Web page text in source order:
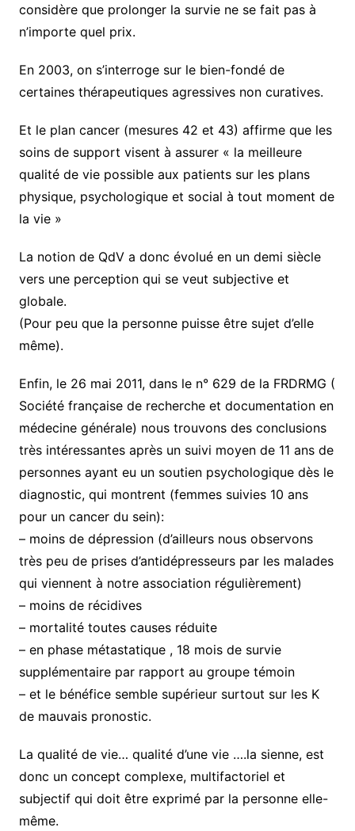
considère que prolonger la survie ne se fait pas à
n’importe quel prix.
En 2003, on s’interroge sur le bien-fondé de
certaines thérapeutiques agressives non curatives.
Et le plan cancer (mesures 42 et 43) affirme que les
soins de support visent à assurer « la meilleure
qualité de vie possible aux patients sur les plans
physique, psychologique et social à tout moment de
la vie »
La notion de QdV a donc évolué en un demi siècle
vers une perception qui se veut subjective et
globale.
(Pour peu que la personne puisse être sujet d’elle
même).
Enfin, le 26 mai 2011, dans le n° 629 de la FRDRMG (
Société française de recherche et documentation en
médecine générale) nous trouvons des conclusions
très intéressantes après un suivi moyen de 11 ans de
personnes ayant eu un soutien psychologique dès le
diagnostic, qui montrent (femmes suivies 10 ans
pour un cancer du sein):
– moins de dépression (d’ailleurs nous observons
très peu de prises d’antidépresseurs par les malades
qui viennent à notre association régulièrement)
– moins de récidives
– mortalité toutes causes réduite
– en phase métastatique , 18 mois de survie
supplémentaire par rapport au groupe témoin
– et le bénéfice semble supérieur surtout sur les K
de mauvais pronostic.
La qualité de vie… qualité d’une vie ….la sienne, est
donc un concept complexe, multifactoriel et
subjectif qui doit être exprimé par la personne elle-
même.